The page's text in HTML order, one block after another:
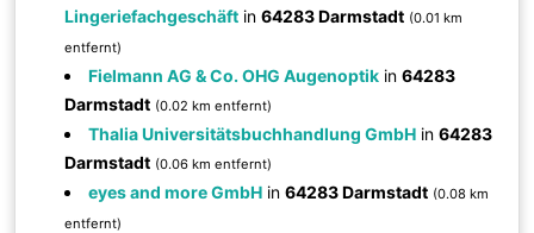
Lingeriefachgeschäft in64283 Darmstadt (0.01 km
entfernt)
Fielmann AG & Co. OHG Augenoptik in64283
Darmstadt (0.02 km entfernt)
Thalia Universitätsbuchhandlung GmbH in64283
Darmstadt (0.06 km entfernt)
eyes and more GmbH in64283 Darmstadt (0.08 km
entfernt)